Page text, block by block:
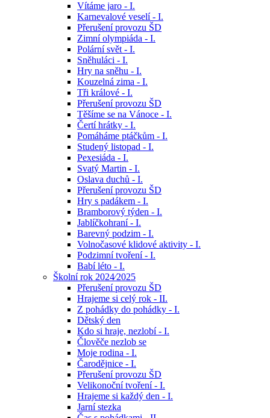
Vítáme jaro - I.
Karnevalové veselí - I.
Přerušení provozu ŠD
Zimní olympiáda - I.
Polární svět - I.
Sněhuláci - I.
Hry na sněhu - I.
Kouzelná zima - I.
Tři králové - I.
Přerušení provozu ŠD
Těšíme se na Vánoce - I.
Čertí hrátky - I.
Pomáháme ptáčkům - I.
Studený listopad - I.
Pexesiáda - I.
Svatý Martin - I.
Oslava duchů - I.
Přerušení provozu ŠD
Hry s padákem - I.
Bramborový týden - I.
Jablíčkohraní - I.
Barevný podzim - I.
Volnočasové klidové aktivity - I.
Podzimní tvoření - I.
Babí léto - I.
Školní rok 2024⁄2025
Přerušení provozu ŠD
Hrajeme si celý rok - II.
Z pohádky do pohádky - I.
Dětský den
Kdo si hraje, nezlobí - I.
Člověče nezlob se
Moje rodina - I.
Čarodějnice - I.
Přerušení provozu ŠD
Velikonoční tvoření - I.
Hrajeme si každý den - I.
Jarní stezka